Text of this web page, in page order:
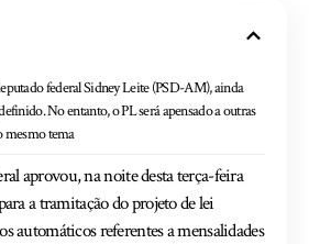
federal Sidney Leite (PSD-AM), ainda
No entanto, o PL será apensado a outras
mesmo tema
aprovou, na noite desta terça-feira
a tramitação do projeto de lei
automáticos referentes a mensalidades